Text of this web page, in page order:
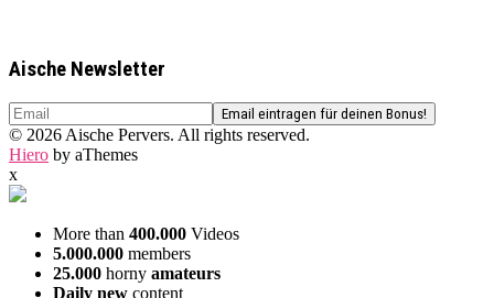
Aische Newsletter
© 2026 Aische Pervers. All rights reserved.
Hiero by aThemes
x
More than 400.000 Videos
5.000.000 members
25.000 horny amateurs
Daily new content